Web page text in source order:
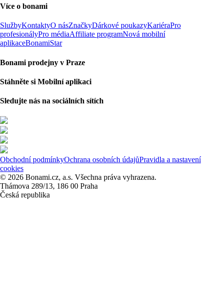
Více o bonami
SlužbyKontaktyO násZnačkyDárkové poukazyKariéraPro
profesionályPro médiaAffiliate programNová mobilní
aplikaceBonamiStar
Bonami prodejny v Praze
Stáhněte si Mobilní aplikaci
Sledujte nás na sociálních sítích
Obchodní podmínkyOchrana osobních údajůPravidla a nastavení
cookies
© 2026 Bonami.cz, a.s. Všechna práva vyhrazena.
Thámova 289/13, 186 00 Praha
Česká republika